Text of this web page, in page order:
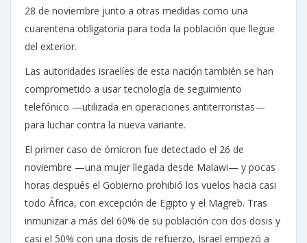
28 de noviembre junto a otras medidas como una
cuarentena obligatoria para toda la población que llegue
del exterior.
Las autoridades israelíes de esta nación también se han
comprometido a usar tecnología de seguimiento
telefónico —utilizada en operaciones antiterroristas—
para luchar contra la nueva variante.
El primer caso de ómicron fue detectado el 26 de
noviembre —una mujer llegada desde Malawi— y pocas
horas después el Gobierno prohibió los vuelos hacia casi
todo África, con excepción de Egipto y el Magreb. Tras
inmunizar a más del 60% de su población con dos dosis y
casi el 50% con una dosis de refuerzo, Israel empezó a